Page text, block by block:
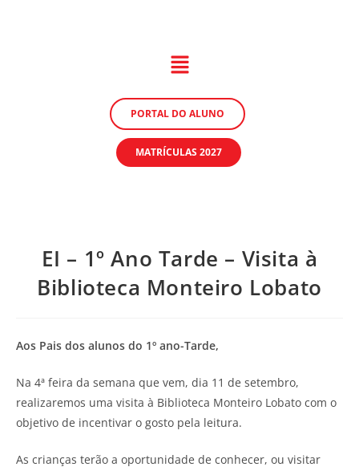
PORTAL DO ALUNO
MATRÍCULAS 2027
EI – 1º Ano Tarde – Visita à
Biblioteca Monteiro Lobato
Aos Pais dos alunos do 1º ano-Tarde,
Na 4ª feira da semana que vem, dia 11 de setembro,
realizaremos uma visita à Biblioteca Monteiro Lobato com o
objetivo de incentivar o gosto pela leitura.
As crianças terão a oportunidade de conhecer, ou visitar